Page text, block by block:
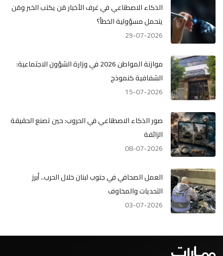
الذكاء الاصطناعي في غرف الأخبار مَن يكتب الخبر ومَن
يتحمل مسؤولية الخطأ؟
29-07-2026
موازنة المواطن 2026 في وزارة الشؤون الاجتماعية:
الشفافية كنموذج
15-07-2026
صور الذكاء الاصطناعي في الحروب: حين تصنع الحقيقة
الزائفة
08-07-2026
العمل الصحافي في جنوب لبنان خلال الحرب.. أبرز
التحديات والمخاوف
03-07-2026